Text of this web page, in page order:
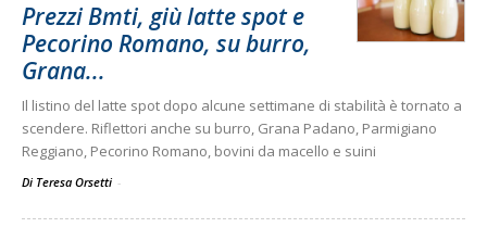
Prezzi Bmti, giù latte spot e
Pecorino Romano, su burro,
Grana...
Il listino del latte spot dopo alcune settimane di stabilità è tornato a
scendere. Riflettori anche su burro, Grana Padano, Parmigiano
Reggiano, Pecorino Romano, bovini da macello e suini
Di Teresa Orsetti -